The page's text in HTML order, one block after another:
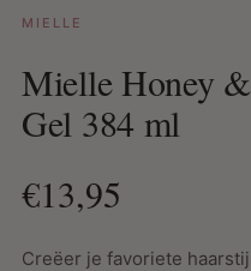
MIELLE
Mielle Honey
Gel 384 ml
€13,95
Creëer je favoriete